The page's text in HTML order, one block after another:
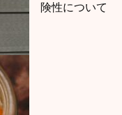
険性について